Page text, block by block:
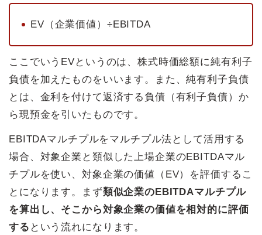
EV（企業価値）÷EBITDA
ここでいうEVというのは、株式時価総額に純有利子
負債を加えたものをいいます。また、純有利子負債
とは、金利を付けて返済する負債（有利子負債）か
ら現預金を引いたものです。
EBITDAマルチプルをマルチプル法として活用する
場合、対象企業と類似した上場企業のEBITDAマル
チプルを使い、対象企業の価値（EV）を評価するこ
とになります。まず類似企業のEBITDAマルチプル
を算出し、そこから対象企業の価値を相対的に評価
する という流れになります。